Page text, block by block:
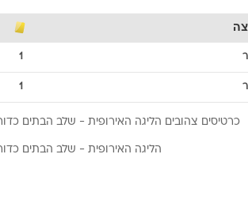
1
1
כרטיסים צהובים הליגה האירופית - שלב הבתים
הליגה האירופית - שלב הבתים